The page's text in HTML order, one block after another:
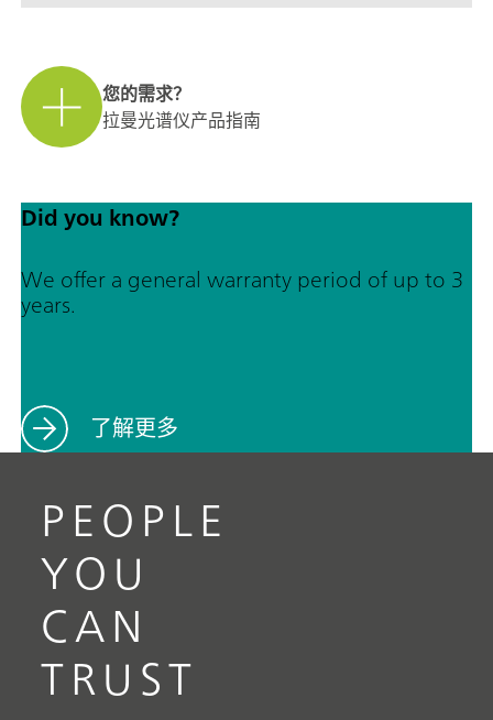
您的需求？
拉曼光谱仪产品指南
Did you know?
We offer a general warranty period of up to 3
years.
了解更多
PEOPLE
YOU
CAN
TRUST